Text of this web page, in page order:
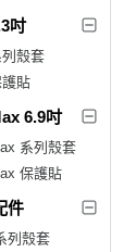
吋
殼套
貼
6.9吋
系列殼套
保護貼
件
列殼套